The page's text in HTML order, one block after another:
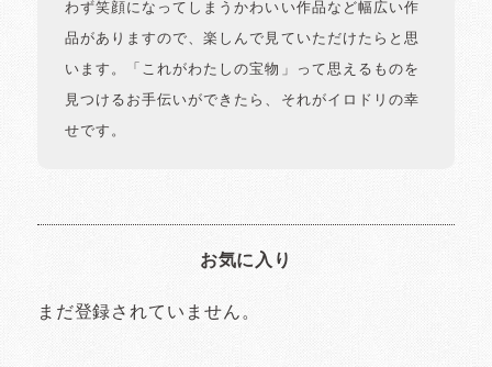
わず笑顔になってしまうかわいい作品など幅広い作
品がありますので、楽しんで見ていただけたらと思
います。「これがわたしの宝物」って思えるものを
見つけるお手伝いができたら、それがイロドリの幸
せです。
お気に入り
まだ登録されていません。